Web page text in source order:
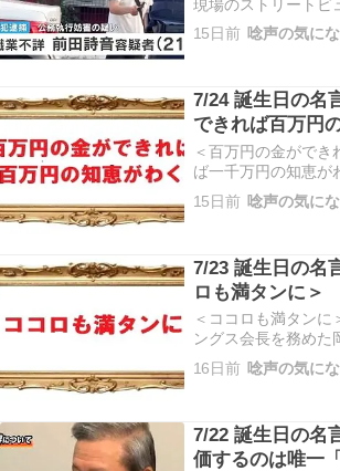
現場のストリートビ
https://
から北西1.4km 映
15日前 唸声の気に
7/24 誕生日の名
できれば百万円
＜百万円の金がで
ば一千万円の知恵が
これはニューオー
の言葉です。この言
15日前 唸声の気に
7/23 誕生日の名
ロも満タンに＞
＜ココロも満タン
ングス会長を務め
の会社のスローガ
ンに」は、単なる燃
16日前 唸声の気に
7/22 誕生日の名
価するのは唯一